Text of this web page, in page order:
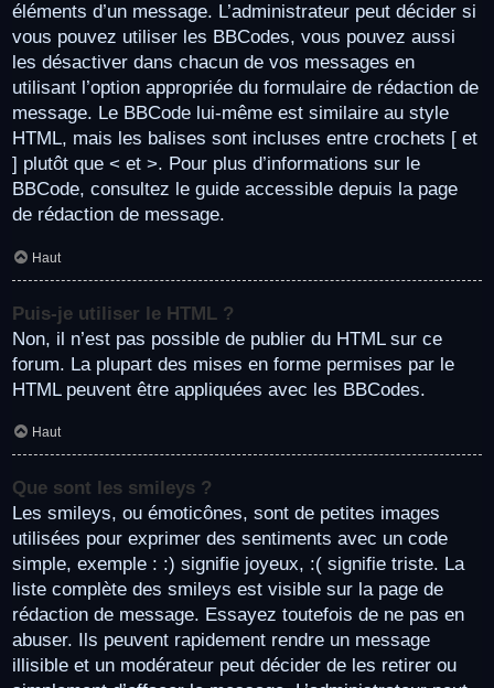
éléments d’un message. L’administrateur peut décider si
vous pouvez utiliser les BBCodes, vous pouvez aussi
les désactiver dans chacun de vos messages en
utilisant l’option appropriée du formulaire de rédaction de
message. Le BBCode lui-même est similaire au style
HTML, mais les balises sont incluses entre crochets [ et
] plutôt que < et >. Pour plus d’informations sur le
BBCode, consultez le guide accessible depuis la page
de rédaction de message.
Haut
Puis-je utiliser le HTML ?
Non, il n’est pas possible de publier du HTML sur ce
forum. La plupart des mises en forme permises par le
HTML peuvent être appliquées avec les BBCodes.
Haut
Que sont les smileys ?
Les smileys, ou émoticônes, sont de petites images
utilisées pour exprimer des sentiments avec un code
simple, exemple : :) signifie joyeux, :( signifie triste. La
liste complète des smileys est visible sur la page de
rédaction de message. Essayez toutefois de ne pas en
abuser. Ils peuvent rapidement rendre un message
illisible et un modérateur peut décider de les retirer ou